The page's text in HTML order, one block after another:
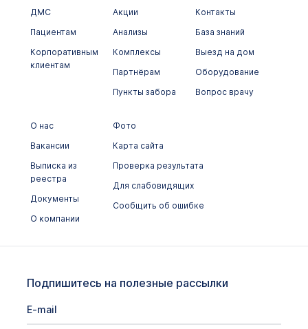
ДМС
Пациентам
Корпоративным
клиентам
Акции
Анализы
Комплексы
Партнёрам
Пункты забора
Контакты
База знаний
Выезд на дом
Оборудование
Вопрос врачу
О нас
Вакансии
Выписка из
реестра
Документы
О компании
Фото
Карта сайта
Проверка результата
Для слабовидящих
Сообщить об ошибке
Подпишитесь на полезные рассылки